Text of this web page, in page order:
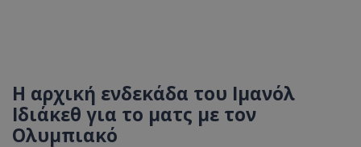
Η αρχική ενδεκάδα του Ιμανόλ
Ιδιάκεθ για το ματς με τον
Ολυμπιακό